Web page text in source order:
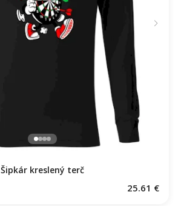
Šipkár kreslený terč
25.61 €